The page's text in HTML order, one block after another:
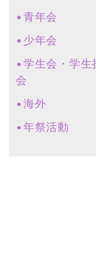
青年会
少年会
学生会・学生
会
海外
年祭活動